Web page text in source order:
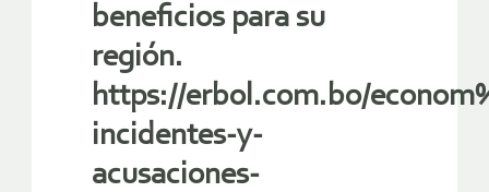
beneficios para su
región.
https://erbol.com.bo/
incidentes-y-
acusaciones-